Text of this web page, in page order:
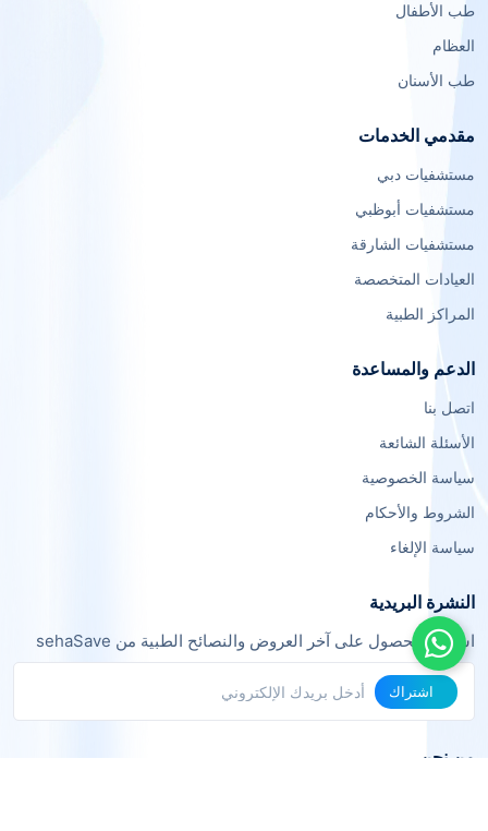
طب الأطفال
العظام
طب الأسنان
مقدمي الخدمات
مستشفيات دبي
مستشفيات أبوظبي
مستشفيات الشارقة
العيادات المتخصصة
المراكز الطبية
الدعم والمساعدة
اتصل بنا
الأسئلة الشائعة
سياسة الخصوصية
الشروط والأحكام
سياسة الإلغاء
النشرة البريدية
اشترك للحصول على آخر العروض والنصائح الطبية من sehaSave
اشتراك
من نحن